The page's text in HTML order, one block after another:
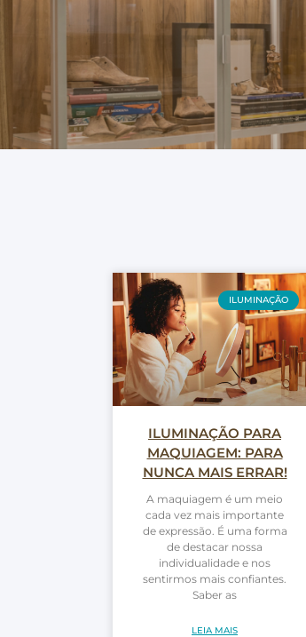
ILUMINAÇÃO
ILUMINAÇÃO PARA
MAQUIAGEM: PARA
NUNCA MAIS ERRAR!
A maquiagem é um meio
cada vez mais importante
de expressão. É uma forma
de destacar nossa
individualidade e nos
sentirmos mais confiantes.
Saber as
LEIA MAIS